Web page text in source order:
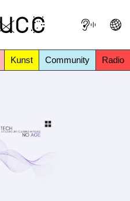
Kunst Community Radio